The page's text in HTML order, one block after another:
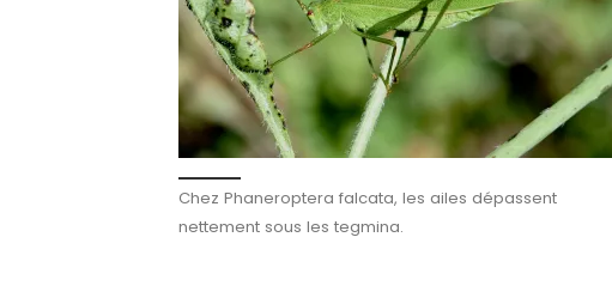
Chez Phaneroptera falcata, les ailes dépassent
nettement sous les tegmina.